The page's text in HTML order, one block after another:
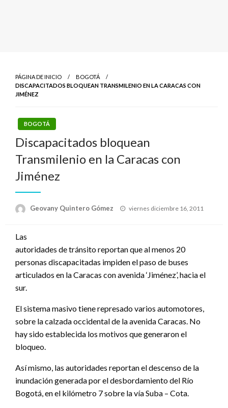
PÁGINA DE INICIO
BOGOTÁ
DISCAPACITADOS BLOQUEAN TRANSMILENIO EN LA CARACAS CON
JIMÉNEZ
BOGOTÁ
Discapacitados bloquean
Transmilenio en la Caracas con
Jiménez
Geovany Quintero Gómez
Publicado
viernes diciembre 16, 2011
Las
autoridades de tránsito reportan que al menos 20
personas discapacitadas impiden el paso de buses
articulados en la Caracas con avenida ‘Jiménez’, hacia el
sur.
El sistema masivo tiene represado varios automotores,
sobre la calzada occidental de la avenida Caracas. No
hay sido establecida los motivos que generaron el
bloqueo.
Así mismo, las autoridades reportan el descenso de la
inundación generada por el desbordamiento del Río
Bogotá, en el kilómetro 7 sobre la vía Suba – Cota.